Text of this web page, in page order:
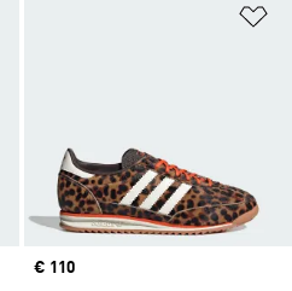
Pridať do zoznamu želaných
Price
€ 110